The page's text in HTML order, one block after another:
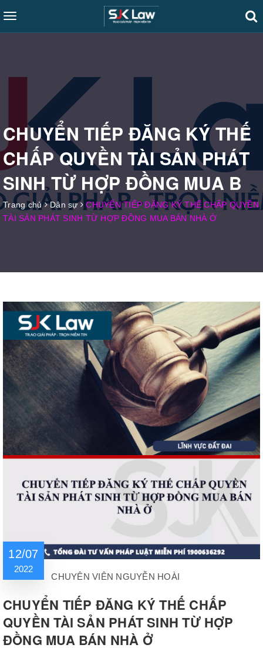
Toggle
navigation
CHUYỂN TIẾP ĐĂNG KÝ THẾ
CHẤP QUYỀN TÀI SẢN PHÁT
SINH TỪ HỢP ĐỒNG MUA B
Trang chủ Dân sự
CHUYỂN TIẾP ĐĂNG KÝ THẾ CHẤP QUYỀN
TÀI SẢN PHÁT SINH TỪ HỢP ĐỒNG MUA BÁN NHÀ Ở
12/07
2022
CHUYÊN VIÊN NGUYỄN HOÀI
CHUYỂN TIẾP ĐĂNG KÝ THẾ CHẤP
QUYỀN TÀI SẢN PHÁT SINH TỪ HỢP
ĐỒNG MUA BÁN NHÀ Ở